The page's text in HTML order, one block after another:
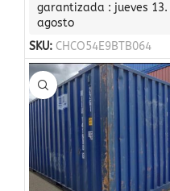
garantizada : jueves 13.
agosto
SKU: CHCO54E9BTB064